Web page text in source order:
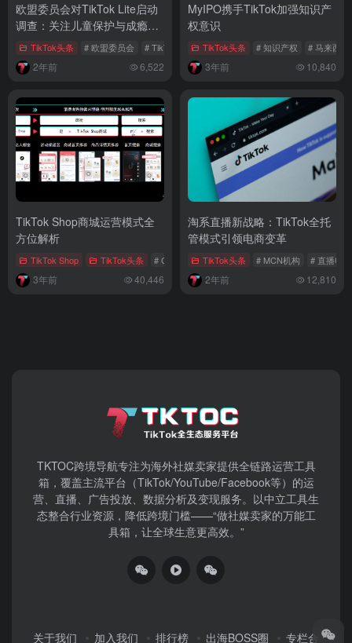
欧盟委员会对TikTok Lite启动
调查：关注儿童保护与成瘾风
险 TikTok头条 # 欧盟委员会 # TikTok儿童保护 # TikTok Lite
2年前 6,522
MyIPO携手TikTok加强知识产
权意识
TikTok头条 # 知识产权 # 马来西
3年前 10,840
TikTok Shop商城运营模式全
方位解析
TikTok Shop TikTok头条 # COD货到付款 # 达人矩阵 # 货架电商
3年前 40,446
淘系直播新战略：TikTok全托
管模式引领电商变革
TikTok头条 # MCN机构 # 直播电商
2年前 12,810
TKTOC跨境导航​专注为海外社媒卖家提供全链路运营工具
箱，覆盖主流平台（TikTok/YouTube/Facebook等）​的运
营、直播、广告投放、数据分析及变现服务。以中立工具生
态整合行业资源，降低跨境门槛——“做社媒卖家的万能工
具箱，让全球生意更高效。”
关于我们 加入我们 排行榜 出海BOSS圈 专栏合